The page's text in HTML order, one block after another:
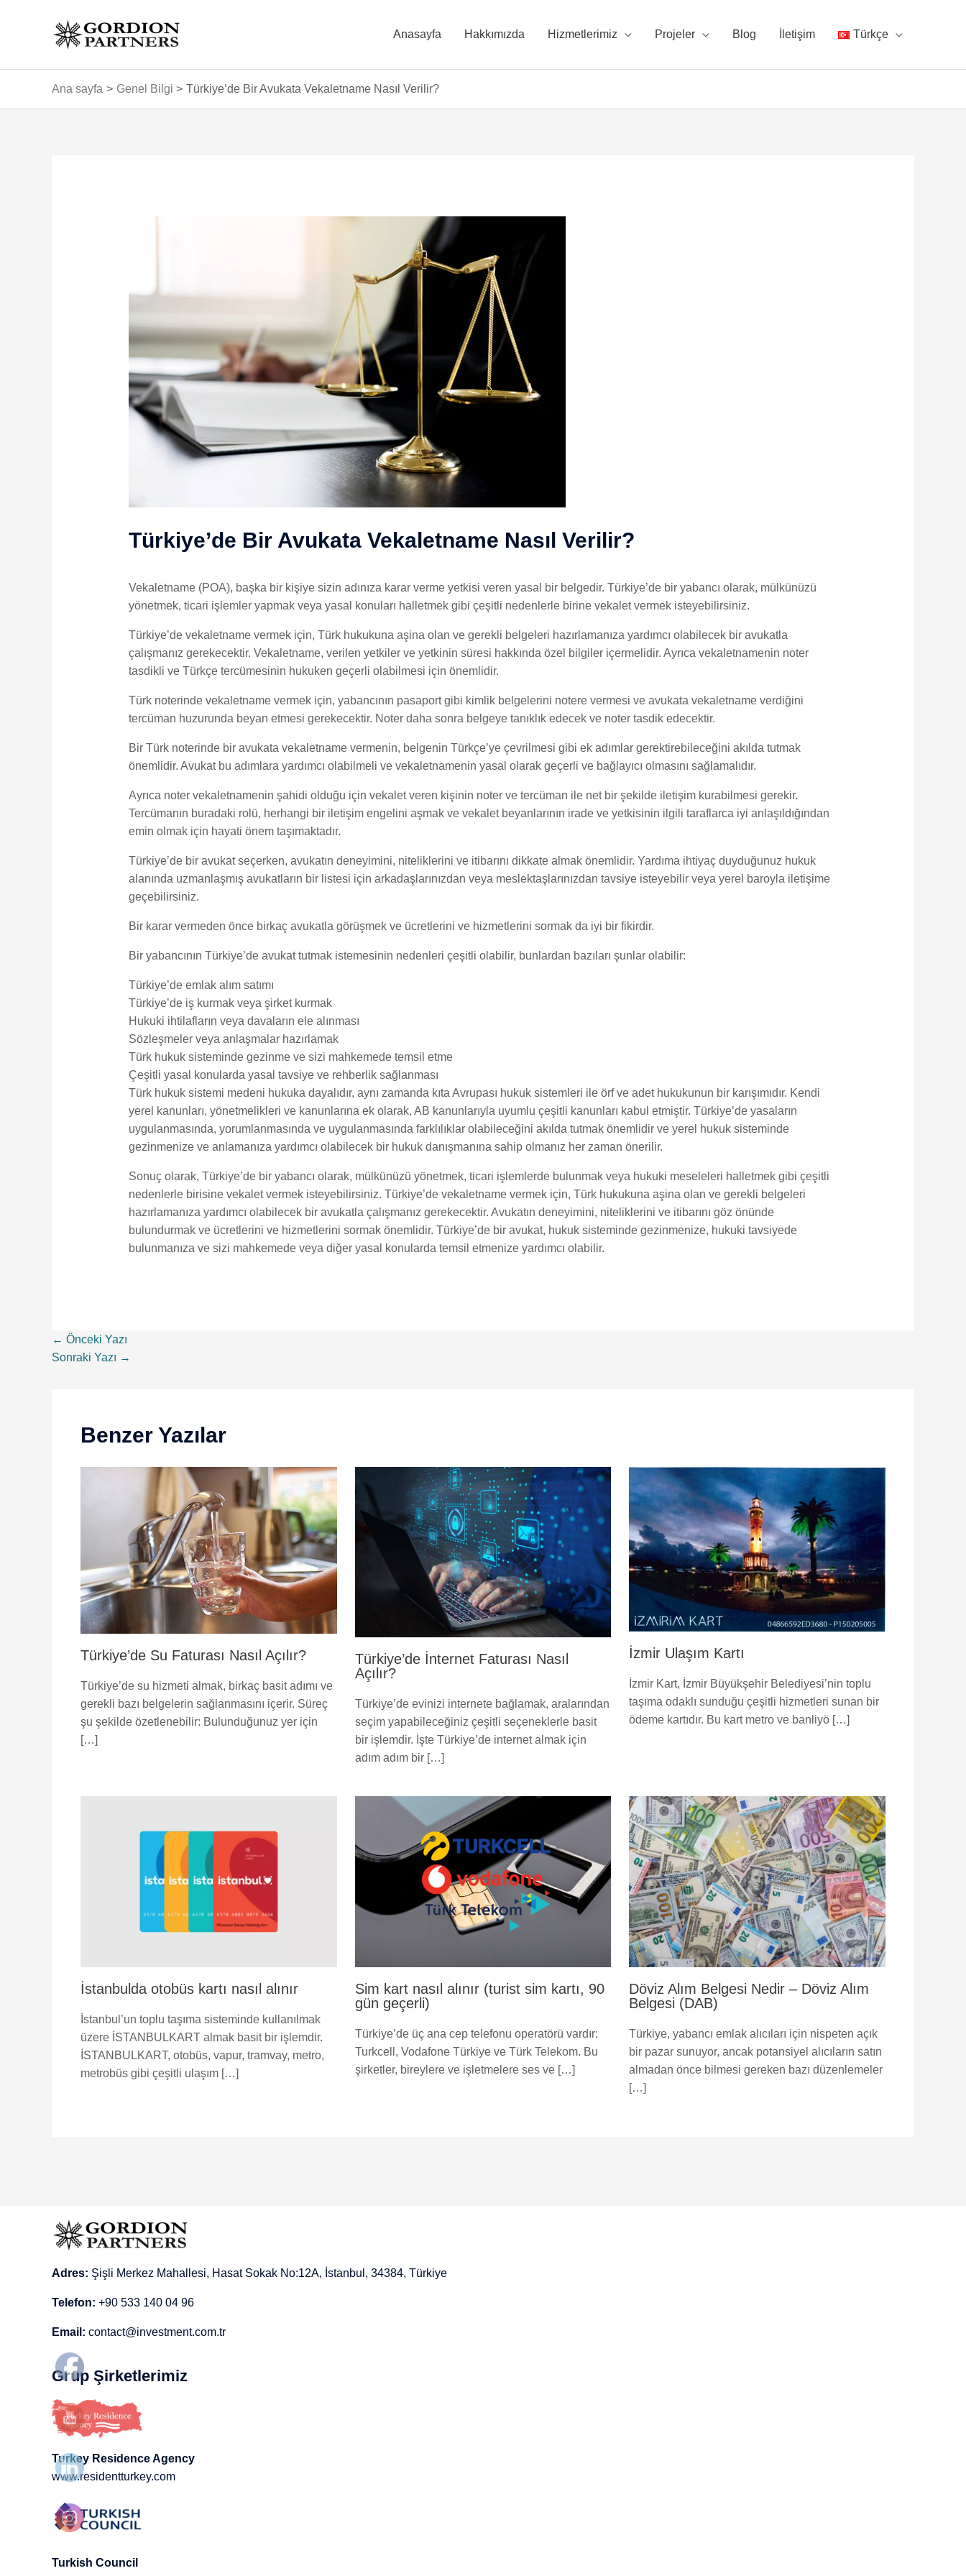
Anasayfa Hakkımızda Hizmetlerimiz Projeler Blog İletişim Türkçe
Ana sayfa Genel Bilgi Türkiye’de Bir Avukata Vekaletname Nasıl Verilir?
Türkiye’de Bir Avukata Vekaletname Nasıl Verilir?
Vekaletname (POA), başka bir kişiye sizin adınıza karar verme yetkisi veren yasal bir belgedir. Türkiye’de bir yabancı olarak, mülkünüzü
yönetmek, ticari işlemler yapmak veya yasal konuları halletmek gibi çeşitli nedenlerle birine vekalet vermek isteyebilirsiniz.
Türkiye’de vekaletname vermek için, Türk hukukuna aşina olan ve gerekli belgeleri hazırlamanıza yardımcı olabilecek bir avukatla
çalışmanız gerekecektir. Vekaletname, verilen yetkiler ve yetkinin süresi hakkında özel bilgiler içermelidir. Ayrıca vekaletnamenin noter
tasdikli ve Türkçe tercümesinin hukuken geçerli olabilmesi için önemlidir.
Türk noterinde vekaletname vermek için, yabancının pasaport gibi kimlik belgelerini notere vermesi ve avukata vekaletname verdiğini
tercüman huzurunda beyan etmesi gerekecektir. Noter daha sonra belgeye tanıklık edecek ve noter tasdik edecektir.
Bir Türk noterinde bir avukata vekaletname vermenin, belgenin Türkçe’ye çevrilmesi gibi ek adımlar gerektirebileceğini akılda tutmak
önemlidir. Avukat bu adımlara yardımcı olabilmeli ve vekaletnamenin yasal olarak geçerli ve bağlayıcı olmasını sağlamalıdır.
Ayrıca noter vekaletnamenin şahidi olduğu için vekalet veren kişinin noter ve tercüman ile net bir şekilde iletişim kurabilmesi gerekir.
Tercümanın buradaki rolü, herhangi bir iletişim engelini aşmak ve vekalet beyanlarının irade ve yetkisinin ilgili taraflarca iyi anlaşıldığından
emin olmak için hayati önem taşımaktadır.
Türkiye’de bir avukat seçerken, avukatın deneyimini, niteliklerini ve itibarını dikkate almak önemlidir. Yardıma ihtiyaç duyduğunuz hukuk
alanında uzmanlaşmış avukatların bir listesi için arkadaşlarınızdan veya meslektaşlarınızdan tavsiye isteyebilir veya yerel baroyla iletişime
geçebilirsiniz.
Bir karar vermeden önce birkaç avukatla görüşmek ve ücretlerini ve hizmetlerini sormak da iyi bir fikirdir.
Bir yabancının Türkiye’de avukat tutmak istemesinin nedenleri çeşitli olabilir, bunlardan bazıları şunlar olabilir:
Türkiye’de emlak alım satımı
Türkiye’de iş kurmak veya şirket kurmak
Hukuki ihtilafların veya davaların ele alınması
Sözleşmeler veya anlaşmalar hazırlamak
Türk hukuk sisteminde gezinme ve sizi mahkemede temsil etme
Çeşitli yasal konularda yasal tavsiye ve rehberlik sağlanması
Türk hukuk sistemi medeni hukuka dayalıdır, aynı zamanda kıta Avrupası hukuk sistemleri ile örf ve adet hukukunun bir karışımıdır. Kendi
yerel kanunları, yönetmelikleri ve kanunlarına ek olarak, AB kanunlarıyla uyumlu çeşitli kanunları kabul etmiştir. Türkiye’de yasaların
uygulanmasında, yorumlanmasında ve uygulanmasında farklılıklar olabileceğini akılda tutmak önemlidir ve yerel hukuk sisteminde
gezinmenize ve anlamanıza yardımcı olabilecek bir hukuk danışmanına sahip olmanız her zaman önerilir.
Sonuç olarak, Türkiye’de bir yabancı olarak, mülkünüzü yönetmek, ticari işlemlerde bulunmak veya hukuki meseleleri halletmek gibi çeşitli
nedenlerle birisine vekalet vermek isteyebilirsiniz. Türkiye’de vekaletname vermek için, Türk hukukuna aşina olan ve gerekli belgeleri
hazırlamanıza yardımcı olabilecek bir avukatla çalışmanız gerekecektir. Avukatın deneyimini, niteliklerini ve itibarını göz önünde
bulundurmak ve ücretlerini ve hizmetlerini sormak önemlidir. Türkiye’de bir avukat, hukuk sisteminde gezinmenize, hukuki tavsiyede
bulunmanıza ve sizi mahkemede veya diğer yasal konularda temsil etmenize yardımcı olabilir.
← Önceki Yazı
Sonraki Yazı →
Benzer Yazılar
Türkiye’de Su Faturası Nasıl Açılır?
Türkiye’de su hizmeti almak, birkaç basit adımı ve
gerekli bazı belgelerin sağlanmasını içerir. Süreç
şu şekilde özetlenebilir: Bulunduğunuz yer için
[…]
Türkiye’de İnternet Faturası Nasıl
Açılır?
Türkiye’de evinizi internete bağlamak, aralarından
seçim yapabileceğiniz çeşitli seçeneklerle basit
bir işlemdir. İşte Türkiye’de internet almak için
adım adım bir […]
İzmir Ulaşım Kartı
İzmir Kart, İzmir Büyükşehir Belediyesi’nin toplu
taşıma odaklı sunduğu çeşitli hizmetleri sunan bir
ödeme kartıdır. Bu kart metro ve banliyö […]
İstanbulda otobüs kartı nasıl alınır
İstanbul’un toplu taşıma sisteminde kullanılmak
üzere İSTANBULKART almak basit bir işlemdir.
İSTANBULKART, otobüs, vapur, tramvay, metro,
metrobüs gibi çeşitli ulaşım […]
Sim kart nasıl alınır (turist sim kartı, 90
gün geçerli)
Türkiye’de üç ana cep telefonu operatörü vardır:
Turkcell, Vodafone Türkiye ve Türk Telekom. Bu
şirketler, bireylere ve işletmelere ses ve […]
Döviz Alım Belgesi Nedir – Döviz Alım
Belgesi (DAB)
Türkiye, yabancı emlak alıcıları için nispeten açık
bir pazar sunuyor, ancak potansiyel alıcıların satın
almadan önce bilmesi gereken bazı düzenlemeler
[…]
Adres: Şişli Merkez Mahallesi, Hasat Sokak No:12A, İstanbul, 34384, Türkiye
Telefon: +90 533 140 04 96
Email: contact@investment.com.tr
Grup Şirketlerimiz
Turkey Residence Agency
www.residentturkey.com
Turkish Council